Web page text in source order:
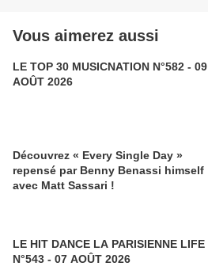
Vous aimerez aussi
LE TOP 30 MUSICNATION N°582 - 09
AOÛT 2026
Découvrez « Every Single Day »
repensé par Benny Benassi himself
avec Matt Sassari !
LE HIT DANCE LA PARISIENNE LIFE
N°543 - 07 AOÛT 2026